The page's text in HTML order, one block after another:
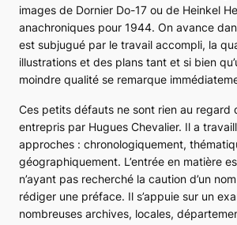
images de Dornier Do-17 ou de Heinkel
anachroniques pour 1944. On avance
est subjugué par le travail accompli, la
illustrations et des plans tant et si bien
moindre qualité se remarque
Ces petits défauts ne sont rien au regard
entrepris par Hugues Chevalier. Il a
approches : chronologiquement,
géographiquement. L’entrée en matière
n’ayant pas recherché la caution d’un
rédiger une préface. Il s’appuie sur un
nombreuses archives, locales,